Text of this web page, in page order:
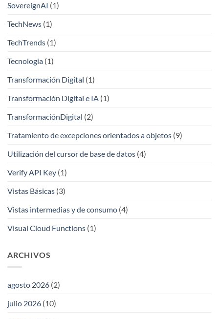
SovereignAI (1)
TechNews (1)
TechTrends (1)
Tecnologia (1)
Transformación Digital (1)
Transformación Digital e IA (1)
TransformaciónDigital (2)
Tratamiento de excepciones orientados a objetos (9)
Utilización del cursor de base de datos (4)
Verify API Key (1)
Vistas Básicas (3)
Vistas intermedias y de consumo (4)
Visual Cloud Functions (1)
ARCHIVOS
agosto 2026 (2)
julio 2026 (10)